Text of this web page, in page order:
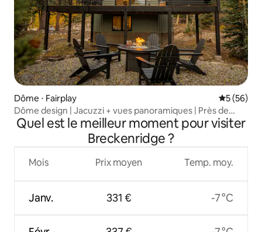
Dôme ⋅ Fairplay
5 (56)
Dôme design | Jacuzzi + vues panoramiques | Près de
Breck
Quel est le meilleur moment pour visiter
Breckenridge ?
Mois
Janv.
Prix moyen
331 €
Temp. moy.
-7 °C